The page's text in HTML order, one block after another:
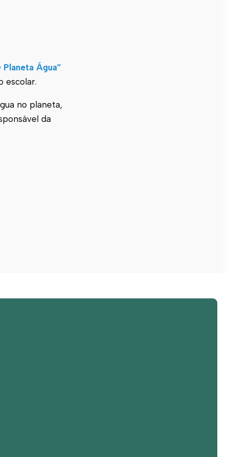
Planeta Água”
escolar.
no planeta,
da